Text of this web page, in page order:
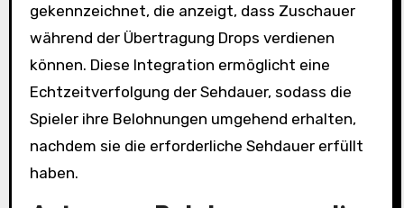
gekennzeichnet, die anzeigt, dass Zuschauer
während der Übertragung Drops verdienen
können. Diese Integration ermöglicht eine
Echtzeitverfolgung der Sehdauer, sodass die
Spieler ihre Belohnungen umgehend erhalten,
nachdem sie die erforderliche Sehdauer erfüllt
haben.